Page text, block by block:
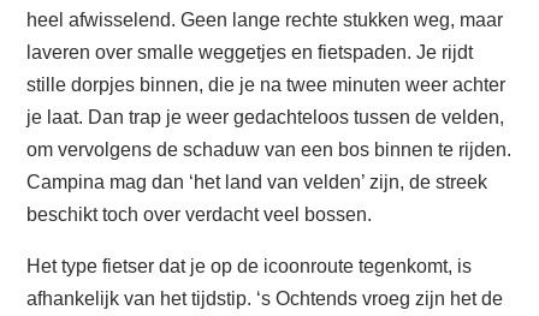
heel afwisselend. Geen lange rechte stukken weg, maar
laveren over smalle weggetjes en fietspaden. Je rijdt
stille dorpjes binnen, die je na twee minuten weer achter
je laat. Dan trap je weer gedachteloos tussen de velden,
om vervolgens de schaduw van een bos binnen te rijden.
Campina mag dan ‘het land van velden’ zijn, de streek
beschikt toch over verdacht veel bossen.
Het type fietser dat je op de icoonroute tegenkomt, is
afhankelijk van het tijdstip. ‘s Ochtends vroeg zijn het de